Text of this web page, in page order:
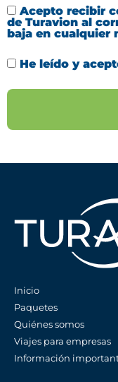
Acepto recibir
de Turavion al
baja en cualquier
He leído y
Inicio
Paquetes
Quiénes somos
Viajes para empresas
Información